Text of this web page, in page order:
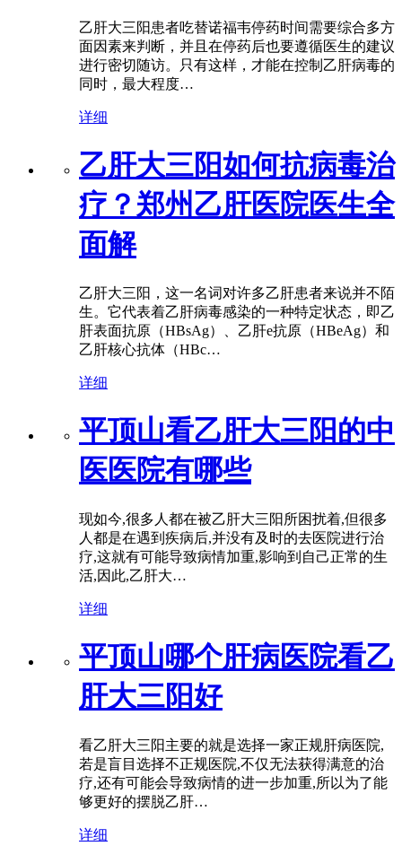
乙肝大三阳患者吃替诺福韦停药时间需要综合多方
面因素来判断，并且在停药后也要遵循医生的建议
进行密切随访。只有这样，才能在控制乙肝病毒的
同时，最大程度…
详细
乙肝大三阳如何抗病毒治
疗？郑州乙肝医院医生全
面解
乙肝大三阳，这一名词对许多乙肝患者来说并不陌
生。它代表着乙肝病毒感染的一种特定状态，即乙
肝表面抗原（HBsAg）、乙肝e抗原（HBeAg）和
乙肝核心抗体（HBc…
详细
平顶山看乙肝大三阳的中
医医院有哪些
现如今,很多人都在被乙肝大三阳所困扰着,但很多
人都是在遇到疾病后,并没有及时的去医院进行治
疗,这就有可能导致病情加重,影响到自己正常的生
活,因此,乙肝大…
详细
平顶山哪个肝病医院看乙
肝大三阳好
看乙肝大三阳主要的就是选择一家正规肝病医院,
若是盲目选择不正规医院,不仅无法获得满意的治
疗,还有可能会导致病情的进一步加重,所以为了能
够更好的摆脱乙肝…
详细